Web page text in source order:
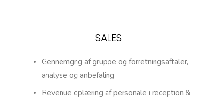
SALES
Gennemgng af gruppe og forretningsaftaler,
analyse og anbefaling
Revenue oplæring af personale i reception &